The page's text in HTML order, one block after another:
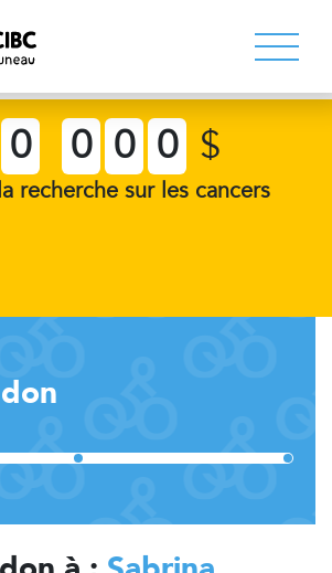
0 0 0 0 $
recherche sur les cancers